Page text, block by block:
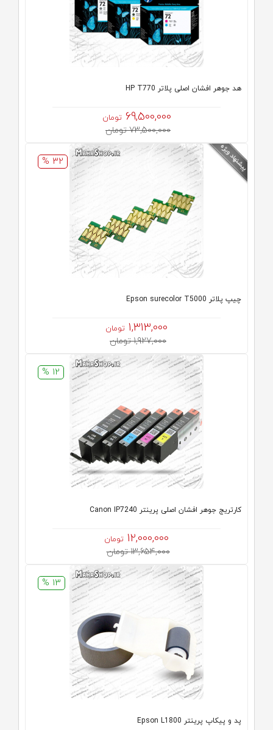
هد جوهر افشان اصلی پلاتر HP T770
69,500,000 تومان
73,500,000 تومان
32 %
چیپ پلاتر Epson surecolor T5000
1,313,000 تومان
1,927,000 تومان
12 %
كارتريج جوهر افشان اصلی پرینتر Canon IP7240
12,000,000 تومان
13,654,000 تومان
13 %
پد و پیکاپ پرینتر Epson L1800